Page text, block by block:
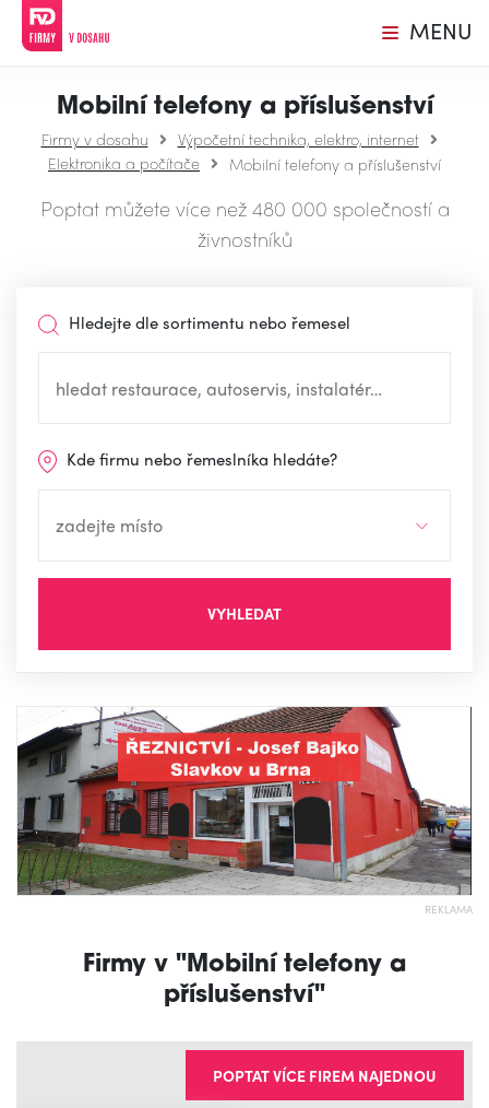
MENU
Mobilní telefony a příslušenství
Firmy v dosahu
Výpočetní technika, elektro, internet
Elektronika a počítače
Mobilní telefony a příslušenství
Poptat můžete více než 480 000 společností a
živnostníků
Hledejte dle sortimentu nebo řemesel
Kde firmu nebo řemeslníka hledáte?
VYHLEDAT
REKLAMA
Firmy v "Mobilní telefony a
příslušenství"
POPTAT VÍCE FIREM NAJEDNOU